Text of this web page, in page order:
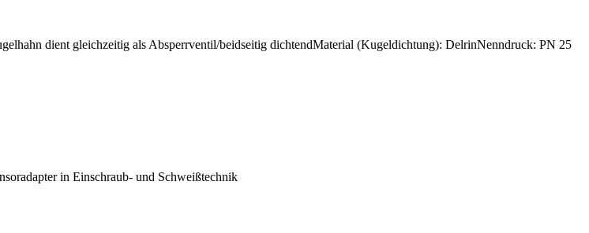
dient gleichzeitig als Absperrventil/beidseitig dichtendMaterial (Kugeldichtung): DelrinNenndruck: PN 25
in Einschraub- und Schweißtechnik